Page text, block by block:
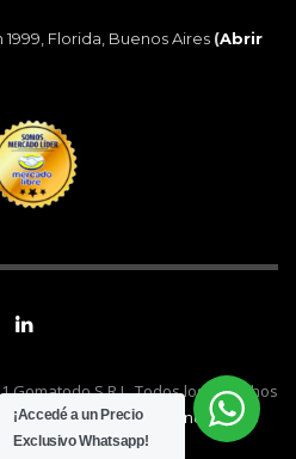
Florida, Buenos Aires (Abrir
Gomatodo S.R.L. Todos los derechos
| Realizado por
cónclave.
¡Accedé a un Precio
Exclusivo Whatsapp!